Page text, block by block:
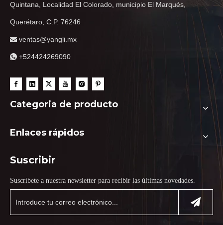
Quintana, Localidad El Colorado, municipio El Marqués,
Querétaro, C.P. 76246
 ventas@yangli.mx
 +524424269090
Categoria de producto
Enlaces rápidos
Suscribir
Suscríbete a nuestra newsletter para recibir las últimas novedades.